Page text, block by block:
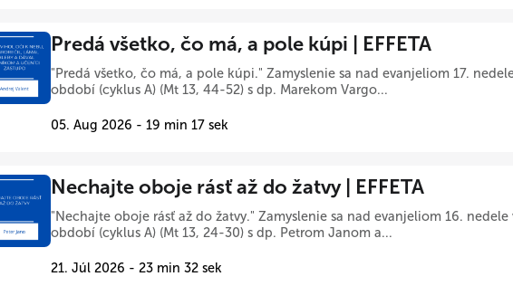
Predá všetko, čo má, a pole kúpi | EFFETA
"Predá všetko, čo má, a pole kúpi." Zamyslenie sa nad evanjeliom 17.
období (cyklus A) (Mt 13, 44-52) s dp. Marekom Vargo...
05. Aug 2026 - 19 min 17 sek
Nechajte oboje rásť až do žatvy | EFFETA
"Nechajte oboje rásť až do žatvy." Zamyslenie sa nad evanjeliom 16.
období (cyklus A) (Mt 13, 24-30) s dp. Petrom Janom a...
21. Júl 2026 - 23 min 32 sek